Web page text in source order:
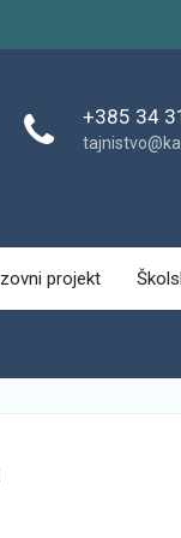
+385 34
projekt